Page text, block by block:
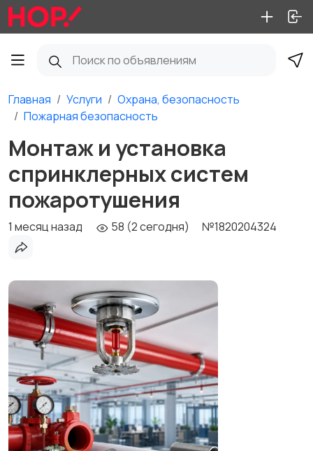
Главная Услуги
Охрана, безопасность
Пожарная безопасность
Монтаж и установка
спринклерных систем
пожаротушения
1 месяц назад 58 (2 сегодня) №1820204324